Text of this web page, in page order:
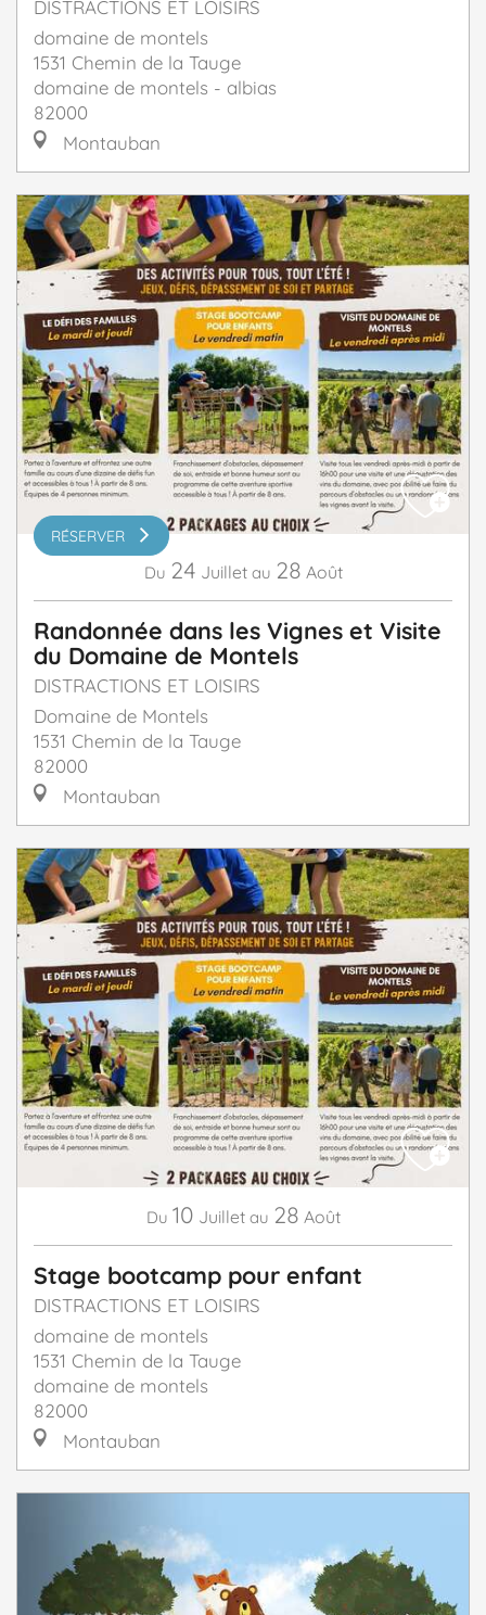
DISTRACTIONS ET LOISIRS
domaine de montels
1531 Chemin de la Tauge
domaine de montels - albias
82000
Montauban
RÉSERVER
Du 24 Juillet au 28 Août
Randonnée dans les Vignes et Visite
du Domaine de Montels
DISTRACTIONS ET LOISIRS
Domaine de Montels
1531 Chemin de la Tauge
82000
Montauban
Du 10 Juillet au 28 Août
Stage bootcamp pour enfant
DISTRACTIONS ET LOISIRS
domaine de montels
1531 Chemin de la Tauge
domaine de montels
82000
Montauban